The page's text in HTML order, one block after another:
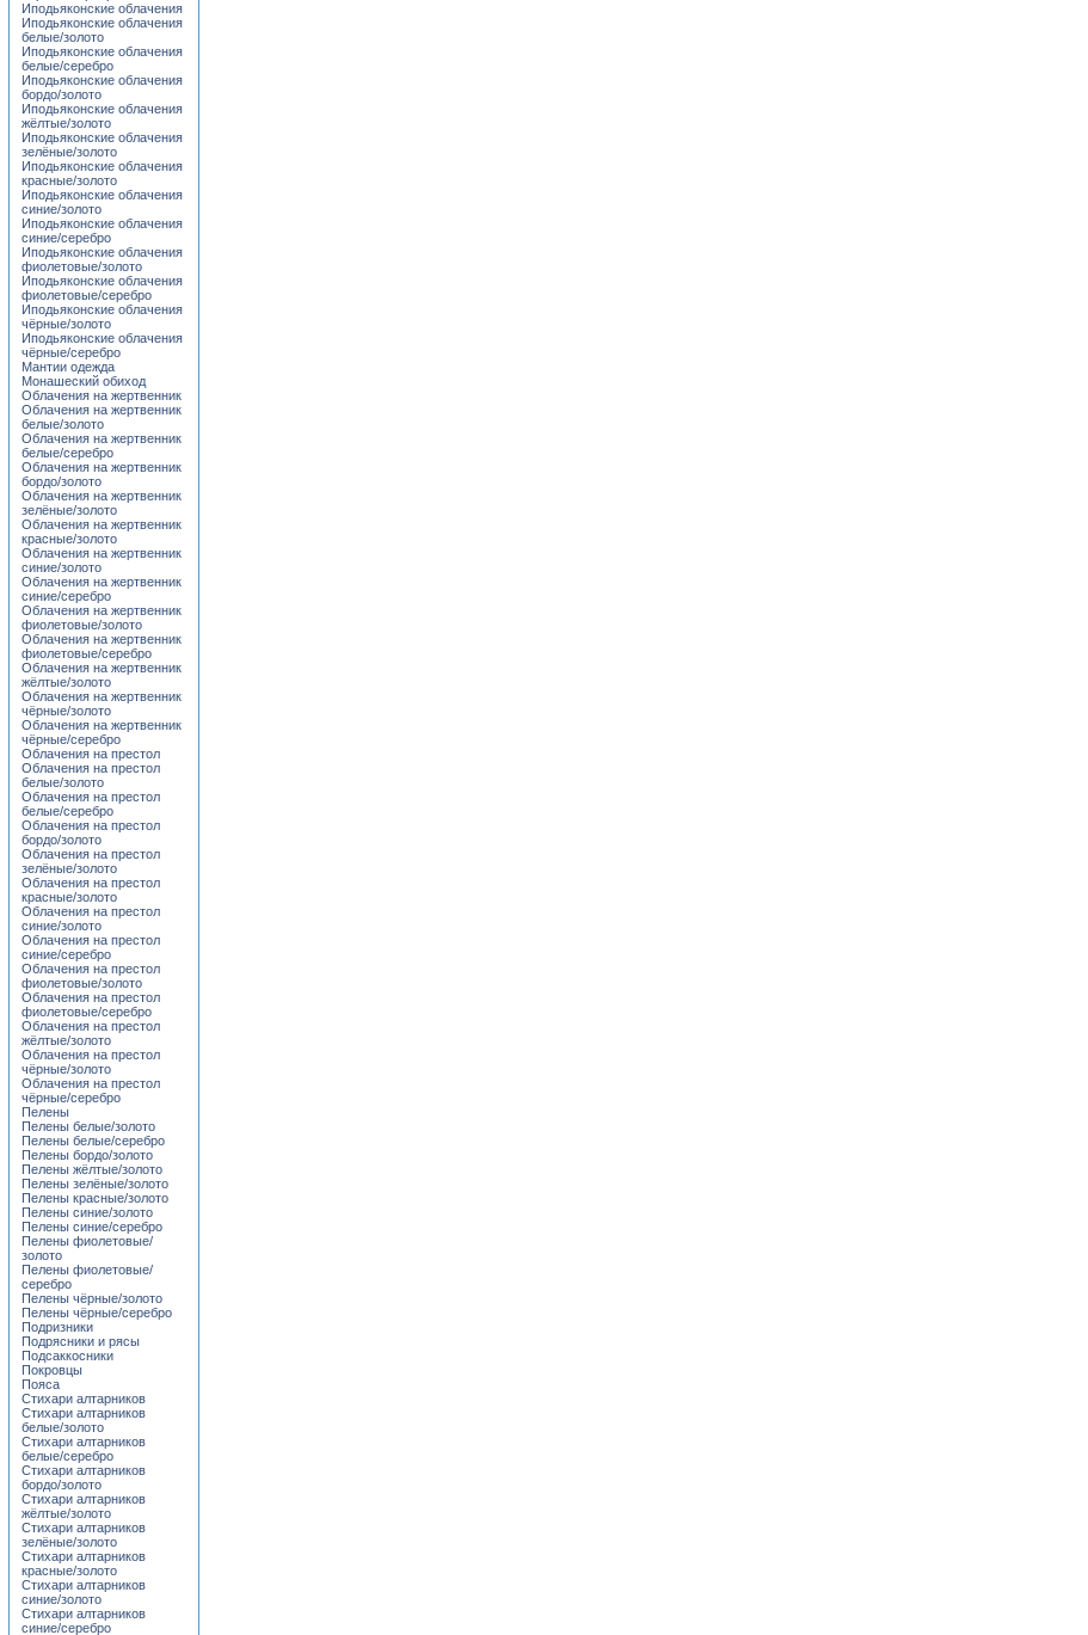
Иподьяконские облачения
Иподьяконские облачения
белые/золото
Иподьяконские облачения
белые/серебро
Иподьяконские облачения
бордо/золото
Иподьяконские облачения
жёлтые/золото
Иподьяконские облачения
зелёные/золото
Иподьяконские облачения
красные/золото
Иподьяконские облачения
синие/золото
Иподьяконские облачения
синие/серебро
Иподьяконские облачения
фиолетовые/золото
Иподьяконские облачения
фиолетовые/серебро
Иподьяконские облачения
чёрные/золото
Иподьяконские облачения
чёрные/серебро
Мантии одежда
Монашеский обиход
Облачения на жертвенник
Облачения на жертвенник
белые/золото
Облачения на жертвенник
белые/серебро
Облачения на жертвенник
бордо/золото
Облачения на жертвенник
зелёные/золото
Облачения на жертвенник
красные/золото
Облачения на жертвенник
синие/золото
Облачения на жертвенник
синие/серебро
Облачения на жертвенник
фиолетовые/золото
Облачения на жертвенник
фиолетовые/серебро
Облачения на жертвенник
жёлтые/золото
Облачения на жертвенник
чёрные/золото
Облачения на жертвенник
чёрные/серебро
Облачения на престол
Облачения на престол
белые/золото
Облачения на престол
белые/серебро
Облачения на престол
бордо/золото
Облачения на престол
зелёные/золото
Облачения на престол
красные/золото
Облачения на престол
синие/золото
Облачения на престол
синие/серебро
Облачения на престол
фиолетовые/золото
Облачения на престол
фиолетовые/серебро
Облачения на престол
жёлтые/золото
Облачения на престол
чёрные/золото
Облачения на престол
чёрные/серебро
Пелены
Пелены белые/золото
Пелены белые/серебро
Пелены бордо/золото
Пелены жёлтые/золото
Пелены зелёные/золото
Пелены красные/золото
Пелены синие/золото
Пелены синие/серебро
Пелены фиолетовые/
золото
Пелены фиолетовые/
серебро
Пелены чёрные/золото
Пелены чёрные/серебро
Подризники
Подрясники и рясы
Подсаккосники
Покровцы
Пояса
Стихари алтарников
Стихари алтарников
белые/золото
Стихари алтарников
белые/серебро
Стихари алтарников
бордо/золото
Стихари алтарников
жёлтые/золото
Стихари алтарников
зелёные/золото
Стихари алтарников
красные/золото
Стихари алтарников
синие/золото
Стихари алтарников
синие/серебро